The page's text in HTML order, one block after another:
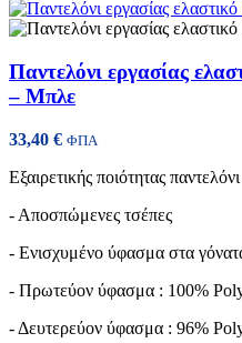
Παντελόνι εργασίας
– Μπλε
33,40 € ΦΠΑ
Εξαιρετικής ποιότητας
- Αποσπώμενες τσέπες
- Ενισχυμένο ύφασμα στα
- Πρωτεύον ύφασμα : 100%
- Δευτερεύον ύφασμα : 96%